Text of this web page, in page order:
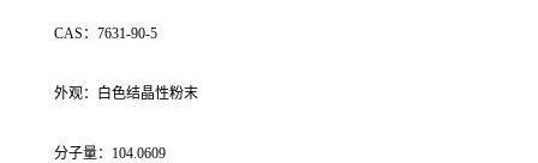
CAS：7631-90-5
外观：白色结晶性粉末
分子量：104.0609